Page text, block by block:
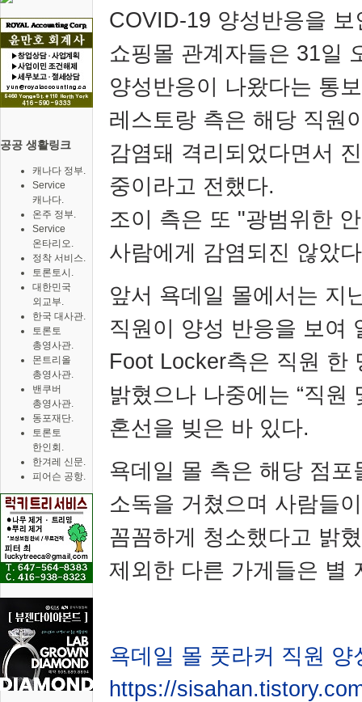
공공 생활링크
캐나다 정부.
Service
캐나다.
온주 정부.
Service
온타리오.
정착 서비스.
토론토시.
대한민국
외교부.
한국 대사관.
토론토
총영사관.
몬트리올
총영사관.
밴쿠버
총영사관.
동포재단.
토론토
한인회.
한겨레 신문.
피어슨 공항.
COVID-19 양성반응을
쇼핑몰 관계자들은 31일
양성반응이 나왔다는 통
레스토랑 측은 해당 직원
감염돼 격리되었다면서
중이라고 전했다.
조이 측은 또 "광범위한
사람에게 감염되진 않았다
앞서 욕데일 몰에서는 지
직원이 양성 반응을 보여
Foot Locker측은 직원 한
밝혔으나 나중에는 “직원
혼선을 빚은 바 있다.
욕데일 몰 측은 해당 점
소독을 거쳤으며 사람들
꼼꼼하게 청소했다고 밝
제외한 다른 가게들은 별
욕데일 몰 풋라커 직원
https://